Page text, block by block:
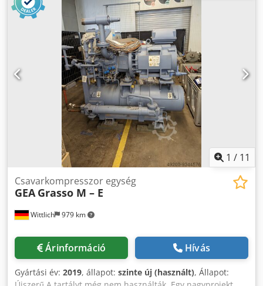
Térfogatáram: 1268 m³/perc Végső nyomás: 13 bar Fő
forgórész fordulatszáma: 4405 ford./perc Meghajtási
teljesítmény: 15 kW Dcedpfjzqpk Rjx Apyok Amennyiben
kérdése van, vagy további információra van szüksége,
kérem, írjon nekünk, vagy hívjon minket.
1 / 11
Wittlich 979 km
Csavarkompresszor egység
GEA Grasso M – E
Árinformáció Hívás
Gyártási év: 2019, állapot: szinte új (használt), Állapot: